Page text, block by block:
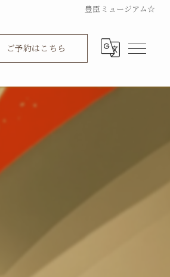
豊臣ミュージアム☆
ご予約はこちら